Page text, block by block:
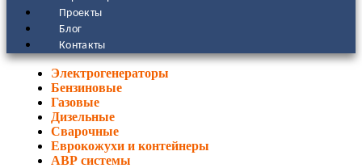
Проекты
Блог
Контакты
Электрогенераторы
Бензиновые
Газовые
Дизельные
Сварочные
Еврокожухи и контейнеры
АВР системы